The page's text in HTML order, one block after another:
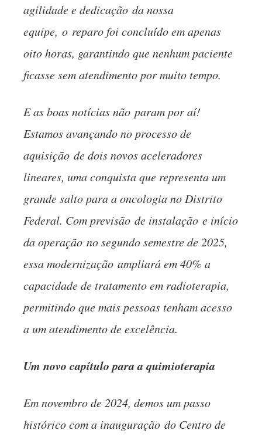
agilidade e dedicação da nossa
equipe, o reparo foi concluído em apenas
oito horas, garantindo que nenhum paciente
ficasse sem atendimento por muito tempo.
E as boas notícias não param por aí!
Estamos avançando no processo de
aquisição de dois novos aceleradores
lineares, uma conquista que representa um
grande salto para a oncologia no Distrito
Federal. Com previsão de instalação e início
da operação no segundo semestre de 2025,
essa modernização ampliará em 40% a
capacidade de tratamento em radioterapia,
permitindo que mais pessoas tenham acesso
a um atendimento de excelência.
Um novo capítulo para a quimioterapia
Em novembro de 2024, demos um passo
histórico com a inauguração do Centro de